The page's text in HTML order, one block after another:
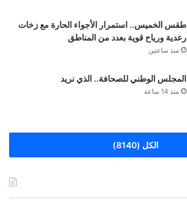
طقس الخميس.. استمرار الأجواء الحارة مع زخات
رعدية ورياح قوية بعدد من المناطق
منذ ساعتين
المجلس الوطني للصحافة.. الذي نريد
منذ 14 ساعة
الكل (8140)